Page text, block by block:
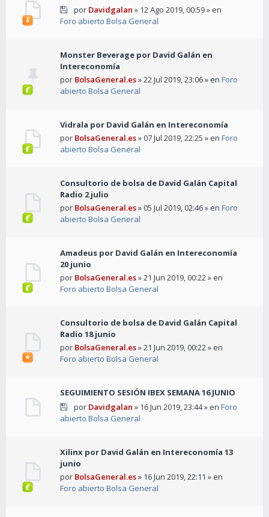
por Davidgalan » 12 Ago 2019, 00:59 » en
Foro abierto Bolsa General
Monster Beverage por David Galán en
Intereconomía
por BolsaGeneral.es» 22 Jul 2019, 23:06 » en Foro
abierto Bolsa General
Vidrala por David Galán en Intereconomía
por BolsaGeneral.es» 07 Jul 2019, 22:25 » en Foro
abierto Bolsa General
Consultorio de bolsa de David Galán Capital
Radio 2 julio
por BolsaGeneral.es» 05 Jul 2019, 02:46 » en Foro
abierto Bolsa General
Amadeus por David Galán en Intereconomía
20 junio
por BolsaGeneral.es» 21 Jun 2019, 00:22 » en
Foro abierto Bolsa General
Consultorio de bolsa de David Galán Capital
Radio 18 junio
por BolsaGeneral.es» 21 Jun 2019, 00:22 » en
Foro abierto Bolsa General
SEGUIMIENTO SESIÓN IBEX SEMANA 16 JUNIO
por Davidgalan » 16 Jun 2019, 23:44 » en Foro
abierto Bolsa General
Xilinx por David Galán en Intereconomía 13
junio
por BolsaGeneral.es» 16 Jun 2019, 22:11 » en
Foro abierto Bolsa General